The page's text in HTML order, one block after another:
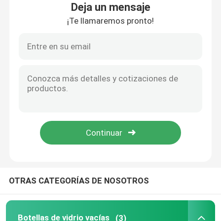
Recorrido por la fábrica
Contacta con nosotros
Solicitar una cita
botellas de cristal cosméticas
Botellas de vidrio del perfume
Deja un mensaje
¡Te llamaremos pronto!
OTRAS CATEGORÍAS DE NOSOTROS
Botellas de vidrio vacías (3)